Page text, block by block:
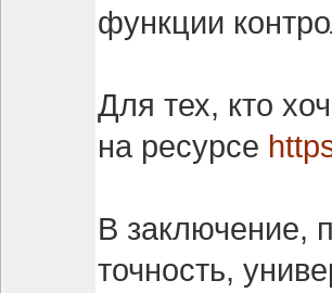
функции
Для тех, кто
на ресурсе
В заключение,
точность,